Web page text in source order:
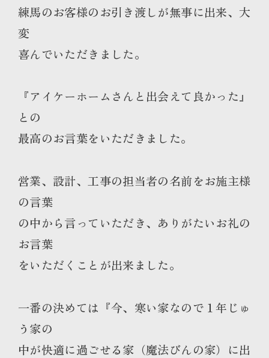
練馬のお客様のお引き渡しが無事に出来、大
変
喜んでいただきました。
『アイケーホームさんと出会えて良かった』
との
最高のお言葉をいただきました。
営業、設計、工事の担当者の名前をお施主様
の言葉
の中から言っていただき、ありがたいお礼の
お言葉
をいただくことが出来ました。
一番の決めては『今、寒い家なので１年じゅ
う家の
中が快適に過ごせる家（魔法びんの家）に出